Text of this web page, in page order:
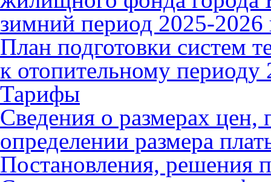
зимний период 2025-2026
План подготовки систем
к отопительному периоду
Тарифы
Сведения о размерах
определении размера
Постановления, решения